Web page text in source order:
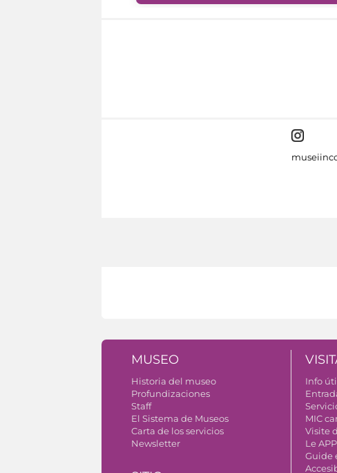
MUSEO
Historia del museo
Profundizaciones
Staff
El Sistema de Museos
Carta de los servicios
Newsletter
Info
MIC
Visite
Le
Guide